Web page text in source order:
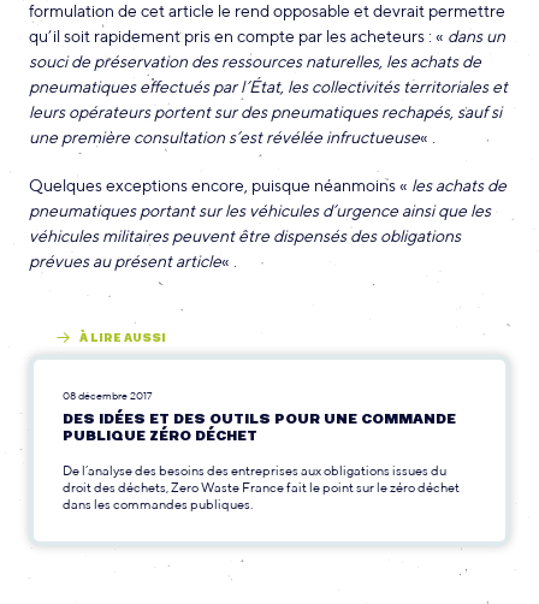
formulation de cet article le rend opposable et devrait permettre
qu’il soit rapidement pris en compte par les acheteurs : « dans un
souci de préservation des ressources naturelles, les achats de
pneumatiques effectués par l’État, les collectivités territoriales et
leurs opérateurs portent sur des pneumatiques rechapés, sauf si
une première consultation s’est révélée infructueuse« .
Quelques exceptions encore, puisque néanmoins « les achats de
pneumatiques portant sur les véhicules d’urgence ainsi que les
véhicules militaires peuvent être dispensés des obligations
prévues au présent article« .
À LIRE AUSSI
08 décembre 2017
DES IDÉES ET DES OUTILS POUR UNE COMMANDE
PUBLIQUE ZÉRO DÉCHET
De l’analyse des besoins des entreprises aux obligations issues du
droit des déchets, Zero Waste France fait le point sur le zéro déchet
dans les commandes publiques.